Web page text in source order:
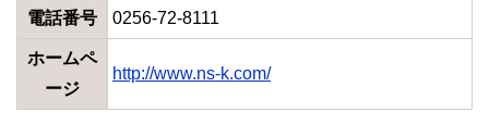
電話番号 0256-72-8111
ホームペ
ージ
http://www.ns-k.com/